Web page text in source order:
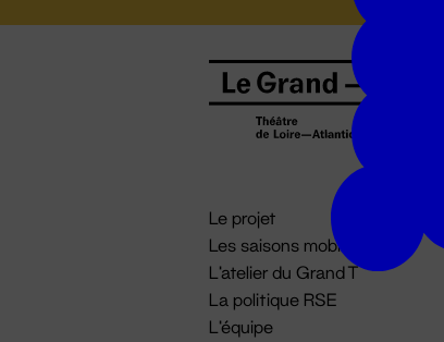
Le projet
Les saisons mobiles
L'atelier du Grand T
La politique RSE
L'équipe